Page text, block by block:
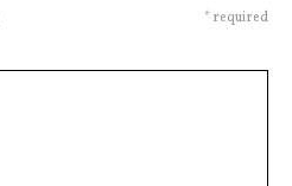
* required